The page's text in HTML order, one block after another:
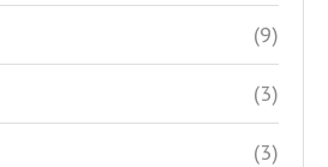
(9)
(3)
(3)